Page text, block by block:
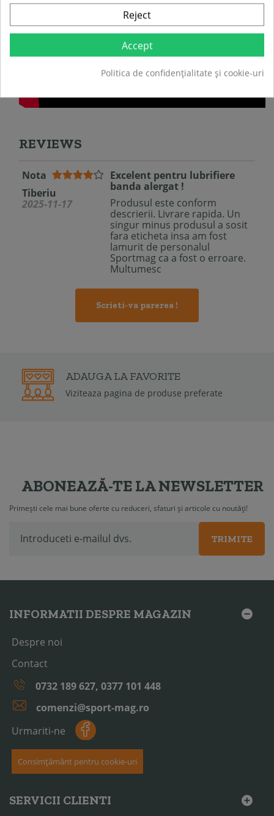
REVIEWS
Nota
Tiberiu
2025-11-17
Excelent pentru lubrifiere
banda alergat !
Produsul este conform
descrierii. Livrare rapida. Un
singur minus produsul a sosit
fara eticheta insa am fost
lamurit de personalul
Sportmag ca a fost o erroare.
Multumesc
Scrieti-va parerea !
GARANTIE2 ANI
Garantia de conformitate poate fi de la 6 luni la
ABONEAZĂ-TE LA NEWSLETTER
Primești cele mai bune oferte cu reduceri, sfaturi și articole cu noutăți!
TRIMITE
INFORMATII DESPRE MAGAZIN
Despre noi
Contact
0732 189 627, 0377 101 448
comenzi@sport-mag.ro
Urmariti-ne
Consimțământ pentru cookie-uri
SERVICII CLIENTI
Reject
Accept
Politica de confidențialitate și cookie-uri